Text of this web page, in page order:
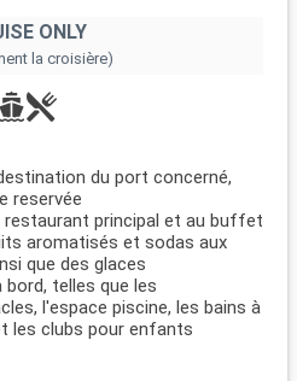
ONLY
la croisière)
du port concerné,
reservée
restaurant principal et au buffet
aromatisés et sodas aux
que des glaces
telles que les
l'espace piscine, les bains à
les clubs pour enfants